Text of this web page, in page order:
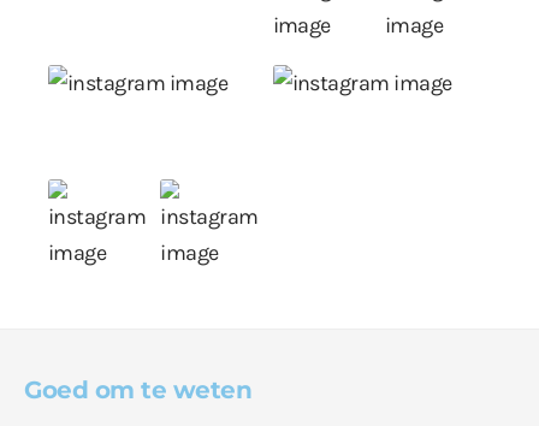
Goed om te weten